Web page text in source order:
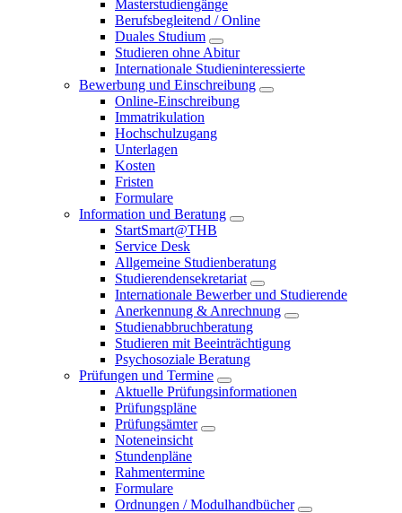
Masterstudiengänge
Berufsbegleitend / Online
Duales Studium
Studieren ohne Abitur
Internationale Studieninteressierte
Bewerbung und Einschreibung
Online-Einschreibung
Immatrikulation
Hochschulzugang
Unterlagen
Kosten
Fristen
Formulare
Information und Beratung
StartSmart@THB
Service Desk
Allgemeine Studienberatung
Studierendensekretariat
Internationale Bewerber und Studierende
Anerkennung & Anrechnung
Studienabbruchberatung
Studieren mit Beeinträchtigung
Psychosoziale Beratung
Prüfungen und Termine
Aktuelle Prüfungsinformationen
Prüfungspläne
Prüfungsämter
Noteneinsicht
Stundenpläne
Rahmentermine
Formulare
Ordnungen / Modulhandbücher